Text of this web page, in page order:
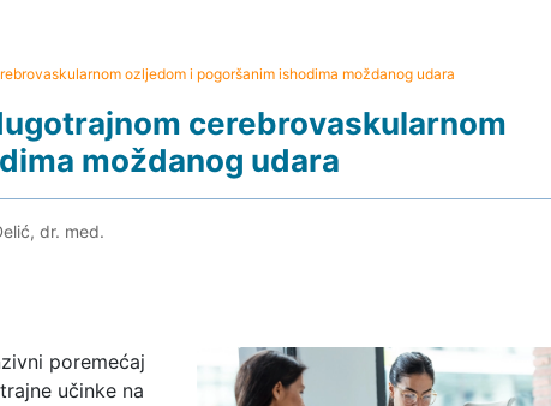
ozljedom i pogoršanim ishodima moždanog udara
cerebrovaskularnom
moždanog udara
dr. med.
poremećaj
učinke na